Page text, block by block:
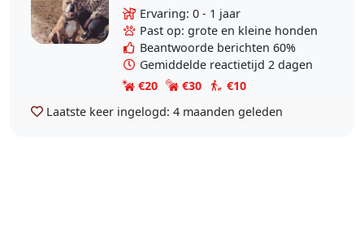
heb zelf altijd honden gehad en
momenteel woont mijn lieve Old
English Bulldog,..
Ervaring: 0 - 1 jaar
Past op: grote en kleine honden
Beantwoorde berichten 60%
Gemiddelde reactietijd 2 dagen
€20
€30
€10
Laatste keer ingelogd: 4 maanden geleden